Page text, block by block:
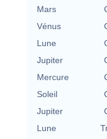
Mars
Vénus
Lune
Jupiter
Mercure
Soleil
Jupiter
Lune